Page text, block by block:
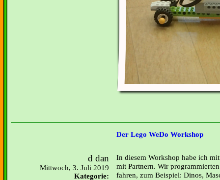
Der Lego WeDo Workshop
d dan
Mittwoch, 3. Juli 2019
Kategorie:
In diesem Workshop habe ich
mit Partnern. Wir
fahren, zum Beispiel: Dinos,